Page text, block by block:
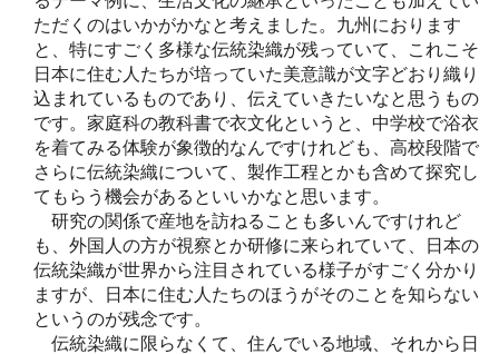
ただくのはいかがかなと考えました。九州におります
と、特にすごく多様な伝統染織が残っていて、これこそ
日本に住む人たちが培っていた美意識が文字どおり織り
込まれているものであり、伝えていきたいなと思うもの
です。家庭科の教科書で衣文化というと、中学校で浴衣
を着てみる体験が象徴的なんですけれども、高校段階で
さらに伝統染織について、製作工程とかも含めて探究し
てもらう機会があるといいかなと思います。
研究の関係で産地を訪ねることも多いんですけれど
も、外国人の方が視察とか研修に来られていて、日本の
伝統染織が世界から注目されている様子がすごく分かり
ますが、日本に住む人たちのほうがそのことを知らない
というのが残念です。
伝統染織に限らなくて、住んでいる地域、それから日